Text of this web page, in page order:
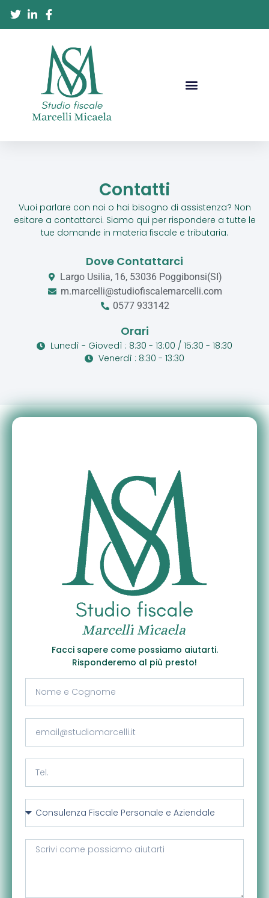
Contatti
Vuoi parlare con noi o hai bisogno di assistenza? Non
esitare a contattarci. Siamo qui per rispondere a tutte le
tue domande in materia fiscale e tributaria.
Dove Contattarci
Largo Usilia, 16, 53036 Poggibonsi(SI)
m.marcelli@studiofiscalemarcelli.com
0577 933142
Orari
Lunedì - Giovedì : 8:30 - 13:00 / 15:30 - 18:30
Venerdì : 8:30 - 13:30
Facci sapere come possiamo aiutarti.
Risponderemo al più presto!